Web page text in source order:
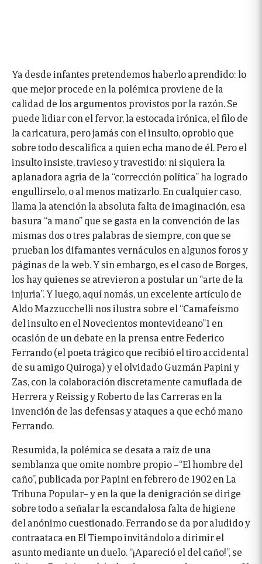
Ya desde infantes pretendemos haberlo aprendido: lo
que mejor procede en la polémica proviene de la
calidad de los argumentos provistos por la razón. Se
puede lidiar con el fervor, la estocada irónica, el filo de
la caricatura, pero jamás con el insulto, oprobio que
sobre todo descalifica a quien echa mano de él. Pero el
insulto insiste, travieso y travestido: ni siquiera la
aplanadora agria de la “corrección política” ha logrado
engullírselo, o al menos matizarlo. En cualquier caso,
llama la atención la absoluta falta de imaginación, esa
basura “a mano” que se gasta en la convención de las
mismas dos o tres palabras de siempre, con que se
prueban los difamantes vernáculos en algunos foros y
páginas de la web. Y sin embargo, es el caso de Borges,
los hay quienes se atrevieron a postular un “arte de la
injuria”. Y luego, aquí nomás, un excelente artículo de
Aldo Mazzucchelli nos ilustra sobre el “Camafeísmo
del insulto en el Novecientos montevideano”1 en
ocasión de un debate en la prensa entre Federico
Ferrando (el poeta trágico que recibió el tiro accidental
de su amigo Quiroga) y el olvidado Guzmán Papini y
Zas, con la colaboración discretamente camuflada de
Herrera y Reissig y Roberto de las Carreras en la
invención de las defensas y ataques a que echó mano
Ferrando.
Resumida, la polémica se desata a raíz de una
semblanza que omite nombre propio –“El hombre del
caño”, publicada por Papini en febrero de 1902 en La
Tribuna Popular– y en la que la denigración se dirige
sobre todo a señalar la escandalosa falta de higiene
del anónimo cuestionado. Ferrando se da por aludido y
contraataca en El Tiempo invitándolo a dirimir el
asunto mediante un duelo. “¡Apareció el del caño!”, se